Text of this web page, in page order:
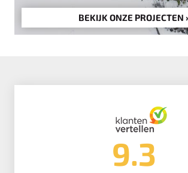
BEKIJK ONZE PROJECTEN
9.3